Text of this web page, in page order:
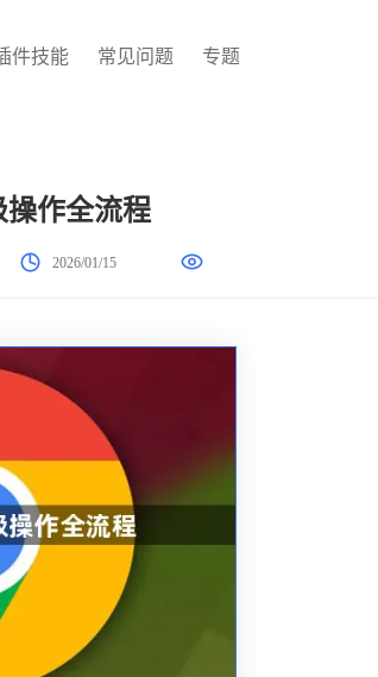
件技能 常见问题 专题
操作全流程
2026/01/15